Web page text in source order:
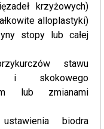
krzyżowych)
alloplastyki)
stopy lub całej
stawu
i skokowego
lub zmianami
biodra